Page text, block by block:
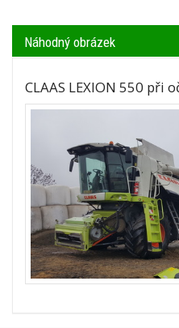
Náhodný obrázek
CLAAS LEXION 550 při